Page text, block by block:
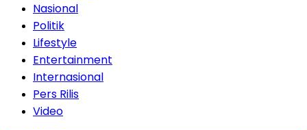
Nasional
Politik
Lifestyle
Entertainment
Internasional
Pers Rilis
Video